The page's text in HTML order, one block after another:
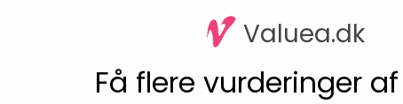
Valuea.dk
Få flere vurderinger